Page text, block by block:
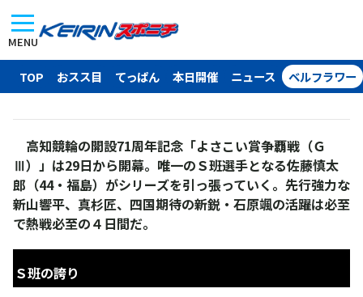
MENU
TOP おスス目 てっぱん 本日開催 ニュース ベルフラワー
高知競輪の開設71周年記念「よさこい賞争覇戦（Ｇ
Ⅲ）」は29日から開幕。唯一のＳ班選手となる佐藤慎太
郎（44・福島）がシリーズを引っ張っていく。先行強力な
新山響平、真杉匠、四国期待の新鋭・石原颯の活躍は必至
で熱戦必至の４日間だ。
Ｓ班の誇り